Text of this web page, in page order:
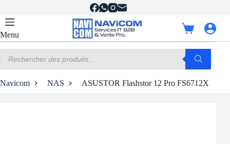
contenu
Menu
Panier
d’achat
produits
Navicom NAS ASUSTOR Flashstor 12 Pro FS6712X